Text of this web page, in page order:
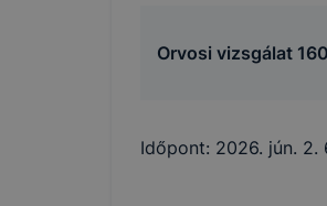
Orvosi vizsgálat
Időpont: 2026. jún. 2.